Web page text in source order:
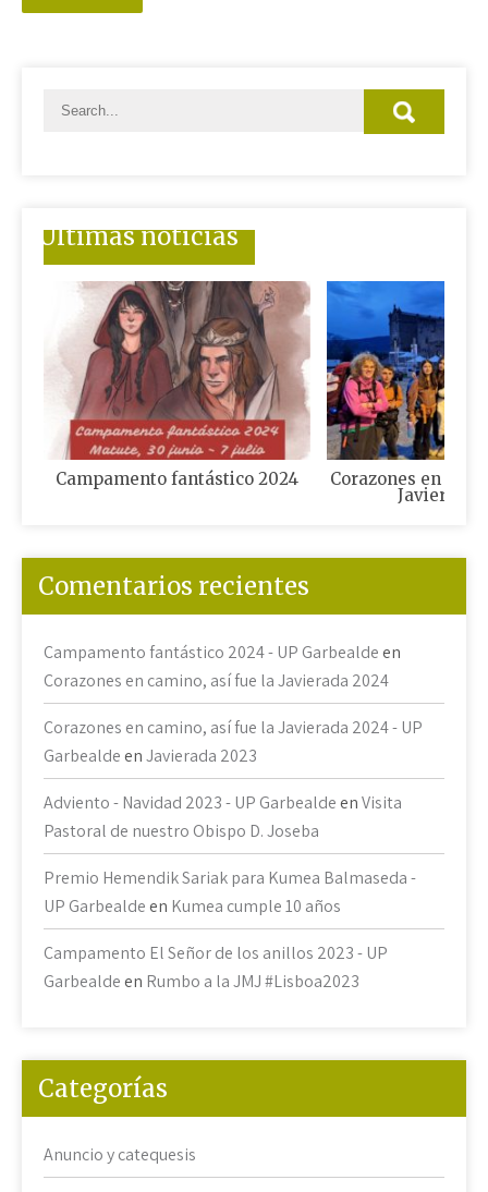
k
Últimas noticias
Campamento fantástico 2024 Corazones en
Javierada
Comentarios recientes
Campamento fantástico 2024 - UP Garbealdeen
Corazones en camino, así fue la Javierada 2024
Corazones en camino, así fue la Javierada 2024 - UP
GarbealdeenJavierada 2023
Adviento - Navidad 2023 - UP GarbealdeenVisita
Pastoral de nuestro Obispo D. Joseba
Premio Hemendik Sariak para Kumea Balmaseda -
UP Garbealdeen Kumea cumple 10 años
Campamento El Señor de los anillos 2023 - UP
Garbealdeen Rumbo a la JMJ #Lisboa2023
Categorías
Anuncio y catequesis